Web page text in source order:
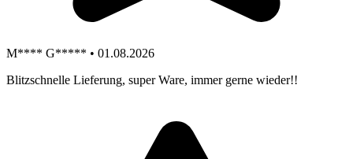
M**** G***** • 01.08.2026
Blitzschnelle Lieferung, super Ware, immer gerne wieder!!